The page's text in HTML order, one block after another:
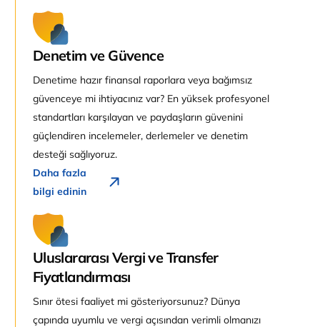
Denetim ve Güvence
Denetime hazır finansal raporlara veya bağımsız
güvenceye mi ihtiyacınız var? En yüksek profesyonel
standartları karşılayan ve paydaşların güvenini
güçlendiren incelemeler, derlemeler ve denetim
desteği sağlıyoruz.
Daha fazla
bilgi edinin
Uluslararası Vergi ve Transfer
Fiyatlandırması
Sınır ötesi faaliyet mi gösteriyorsunuz? Dünya
çapında uyumlu ve vergi açısından verimli olmanızı